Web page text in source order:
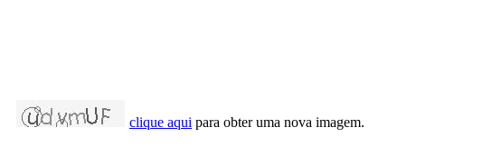
clique aqui para obter uma nova imagem.